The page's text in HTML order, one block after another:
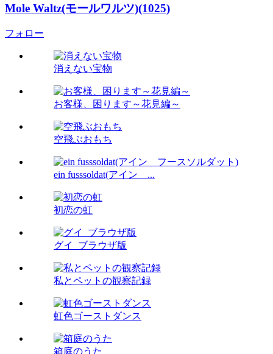
Mole Waltz(モールワルツ)(1025)
フォロー
消えない宝物
お客様、困ります～花見編～
空飛ぶおもち
ein fusssoldat(アイン ...
初恋の虹
グイ_ブラウザ版
私とペットの観察記録
虹色ゴーストダンス
箱庭のうた